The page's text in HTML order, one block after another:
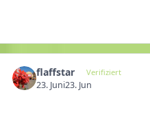
flaffstar Verifiziert
23. Juni23. Jun